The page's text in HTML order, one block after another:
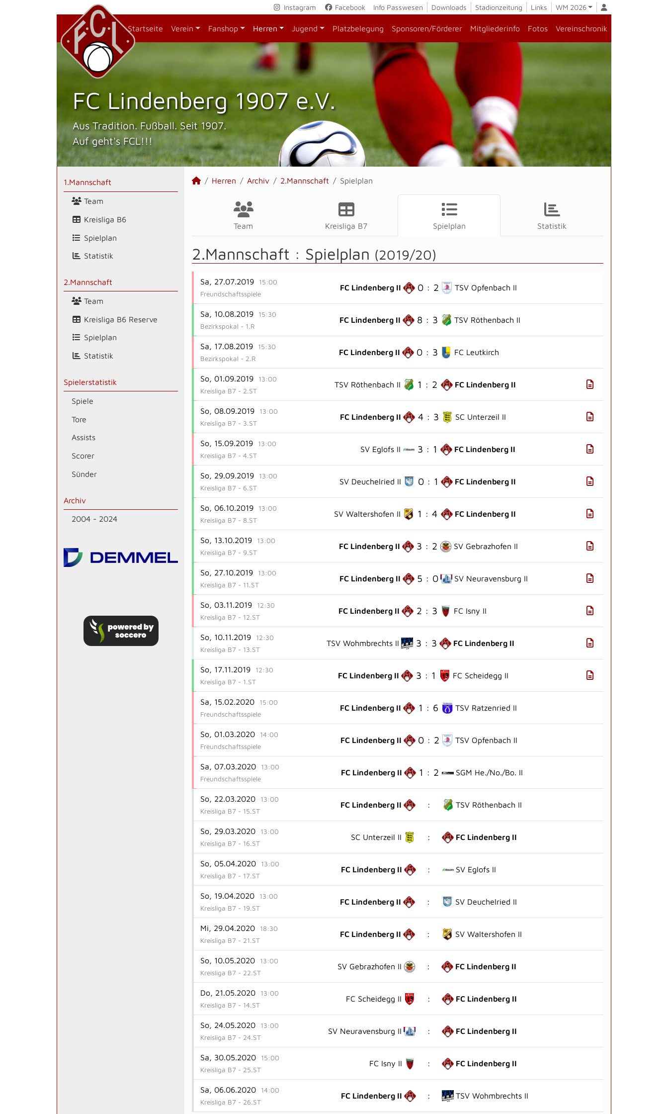
Instagram Facebook Info Passwesen Downloads Stadionzeitung Links WM 2026
Startseite Verein Fanshop Herren Jugend Platzbelegung Sponsoren/Förderer Mitgliederinfo Fotos Vereinschronik
FC Lindenberg 1907 e.V.
Aus Tradition. Fußball. Seit 1907.
Auf geht's FCL!!!
1.Mannschaft
Team
Kreisliga B6
Spielplan
Statistik
2.Mannschaft
Team
Kreisliga B6 Reserve
Spielplan
Statistik
Spielerstatistik
Spiele
Tore
Assists
Scorer
Sünder
Archiv
2004 - 2024
Herren Archiv 2.Mannschaft Spielplan
Team Kreisliga B7 Spielplan Statistik
2.Mannschaft : Spielplan (2019/20)
Sa, 27.07.2019
15:00
Freundschaftsspiele
FC Lindenberg II 0 : 2 TSV Opfenbach II
Sa, 10.08.2019
15:30
Bezirkspokal - 1.R
FC Lindenberg II 8 : 3 TSV Röthenbach II
Sa, 17.08.2019
15:30
Bezirkspokal - 2.R
FC Lindenberg II 0 : 3 FC Leutkirch
So, 01.09.2019
13:00
Kreisliga B7 - 2.ST
TSV Röthenbach II 1 : 2 FC Lindenberg II
So, 08.09.2019
13:00
Kreisliga B7 - 3.ST
FC Lindenberg II 4 : 3 SC Unterzeil II
So, 15.09.2019
13:00
Kreisliga B7 - 4.ST
SV Eglofs II 3 : 1 FC Lindenberg II
So, 29.09.2019
13:00
Kreisliga B7 - 6.ST
SV Deuchelried II 0 : 1 FC Lindenberg II
So, 06.10.2019
13:00
Kreisliga B7 - 8.ST
SV Waltershofen II 1 : 4 FC Lindenberg II
So, 13.10.2019
13:00
Kreisliga B7 - 9.ST
FC Lindenberg II 3 : 2 SV Gebrazhofen II
So, 27.10.2019
13:00
Kreisliga B7 - 11.ST
FC Lindenberg II 5 : 0 SV Neuravensburg II
So, 03.11.2019
12:30
Kreisliga B7 - 12.ST
FC Lindenberg II 2 : 3 FC Isny II
So, 10.11.2019
12:30
Kreisliga B7 - 13.ST
TSV Wohmbrechts II 3 : 3 FC Lindenberg II
So, 17.11.2019
12:30
Kreisliga B7 - 1.ST
FC Lindenberg II 3 : 1 FC Scheidegg II
Sa, 15.02.2020
15:00
Freundschaftsspiele
FC Lindenberg II 1 : 6 TSV Ratzenried II
So, 01.03.2020
14:00
Freundschaftsspiele
FC Lindenberg II 0 : 2 TSV Opfenbach II
Sa, 07.03.2020
13:00
Freundschaftsspiele
FC Lindenberg II 1 : 2 SGM He./No./Bo. II
So, 22.03.2020
13:00
Kreisliga B7 - 15.ST
FC Lindenberg II : TSV Röthenbach II
So, 29.03.2020
13:00
Kreisliga B7 - 16.ST
SC Unterzeil II : FC Lindenberg II
So, 05.04.2020
13:00
Kreisliga B7 - 17.ST
FC Lindenberg II : SV Eglofs II
So, 19.04.2020
13:00
Kreisliga B7 - 19.ST
FC Lindenberg II : SV Deuchelried II
Mi, 29.04.2020
18:30
Kreisliga B7 - 21.ST
FC Lindenberg II : SV Waltershofen II
So, 10.05.2020
13:00
Kreisliga B7 - 22.ST
SV Gebrazhofen II : FC Lindenberg II
Do, 21.05.2020
13:00
Kreisliga B7 - 14.ST
FC Scheidegg II : FC Lindenberg II
So, 24.05.2020
13:00
Kreisliga B7 - 24.ST
SV Neuravensburg II : FC Lindenberg II
Sa, 30.05.2020
15:00
Kreisliga B7 - 25.ST
FC Isny II : FC Lindenberg II
Sa, 06.06.2020
14:00
Kreisliga B7 - 26.ST
FC Lindenberg II : TSV Wohmbrechts II